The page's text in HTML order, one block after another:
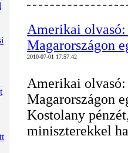
Amerikai
Magarországon
2010-07-01 17:57:42
Amerikai
Magarországon
Kostolany
miniszterekkel